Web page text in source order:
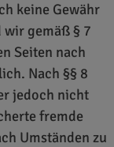
keine Gewähr
gemäß § 7
Seiten nach
Nach §§ 8
jedoch nicht
fremde
Umständen zu